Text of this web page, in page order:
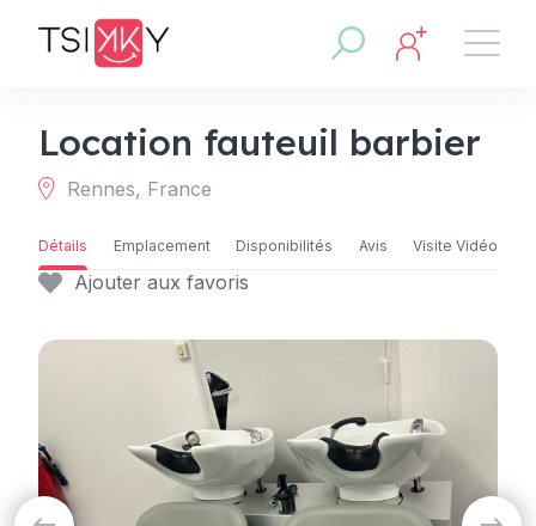
Location fauteuil barbier
Rennes, France
Ajouter aux favoris
Détails Emplacement Disponibilités Avis Visite Vidéo